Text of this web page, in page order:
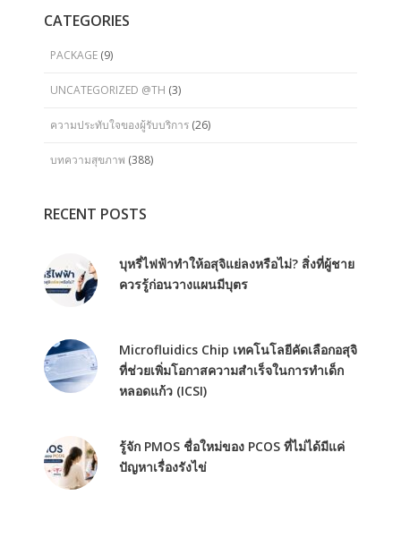
CATEGORIES
PACKAGE (9)
UNCATEGORIZED @TH (3)
ความประทับใจของผู้รับบริการ (26)
บทความสุขภาพ (388)
RECENT POSTS
บุหรี่ไฟฟ้าทำให้อสุจิแย่ลงหรือไม่? สิ่งที่ผู้ชาย
ควรรู้ก่อนวางแผนมีบุตร
Microfluidics Chip เทคโนโลยีคัดเลือกอสุจิ
ที่ช่วยเพิ่มโอกาสความสำเร็จในการทำเด็ก
หลอดแก้ว (ICSI)
รู้จัก PMOS ชื่อใหม่ของ PCOS ที่ไม่ได้มีแค่
ปัญหาเรื่องรังไข่